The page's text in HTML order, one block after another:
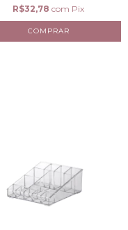
R$32,78 com Pix